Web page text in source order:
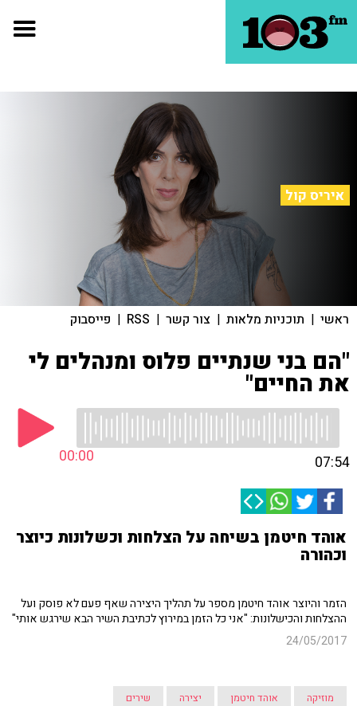
איריס קול
ראשי | תוכניות מלאות | צור קשר |
RSS
| פייסבוק
"הם בני שנתיים פלוס ומנהלים לי
את החיים"
00:00 07:54
אוהד חיטמן בשיחה על הצלחות וכשלונות כיוצר
וכהורה
הזמר והיוצר אוהד חיטמן מספר על תהליך היצירה שאף פעם לא פוסק ועל
ההצלחות והכישלונות: "אני כל הזמן במירוץ לכתיבת השיר הבא שירגש אותי"
24/05/2017
מוזיקה אוהד חיטמן יצירה שירים